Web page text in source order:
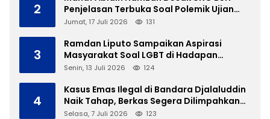
2
Penjelasan Terbuka Soal Polemik Ujian
Skripsi Mahasiswi
Jumat, 17 Juli 2026 131
3
Ramdan Liputo Sampaikan Aspirasi
Masyarakat Soal LGBT di Hadapan
Gubernur Gusnar
Senin, 13 Juli 2026 124
4
Kasus Emas Ilegal di Bandara Djalaluddin
Naik Tahap, Berkas Segera Dilimpahkan
ke JPU
Selasa, 7 Juli 2026 123